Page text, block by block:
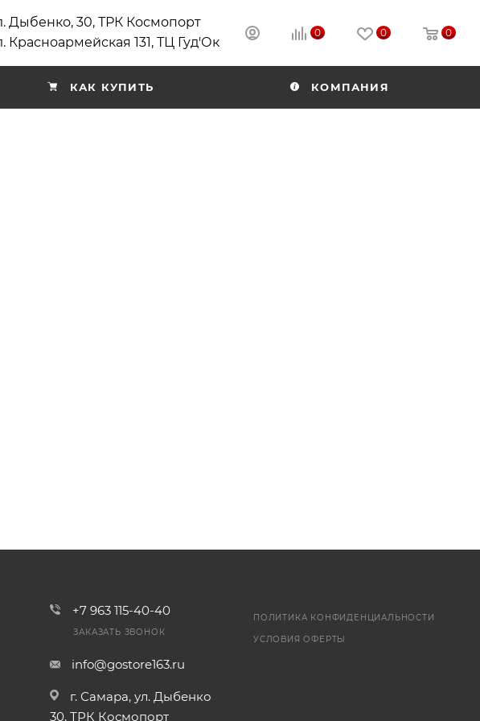
Дыбенко, 30, ТРК Космопорт
Красноармейская 131, ТЦ Гуд'Ок
0 0 0
КАК КУПИТЬ КОМПАНИЯ
+7 963 115-40-40
ЗАКАЗАТЬ ЗВОНОК
info@gostore163.ru
г. Самара, ул. Дыбенко
30, ТРК Космопорт
ПОЛИТИКА КОНФИДЕНЦИАЛЬНОСТИ
УСЛОВИЯ ОФЕРТЫ